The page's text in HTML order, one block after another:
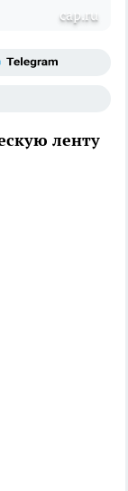
cap.ru
ленту